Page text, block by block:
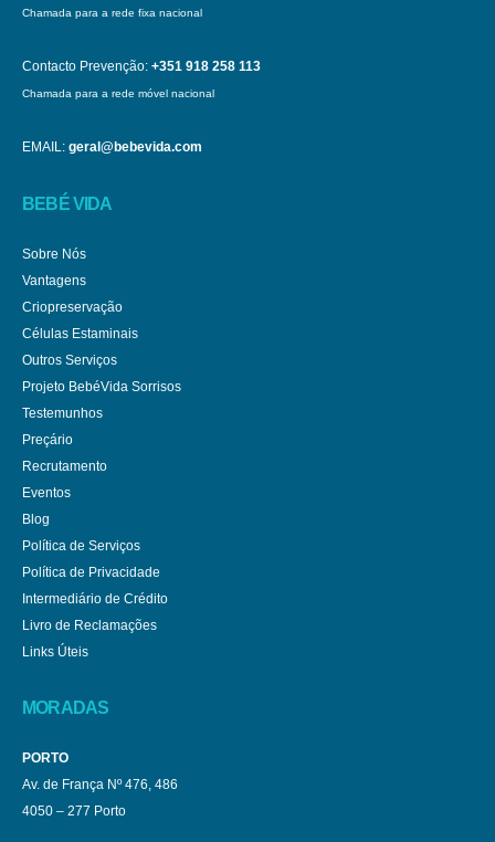
Chamada para a rede fixa nacional
Contacto Prevenção: +351 918 258 113
Chamada para a rede móvel nacional
EMAIL: geral@bebevida.com
BEBÉ VIDA
Sobre Nós
Vantagens
Criopreservação
Células Estaminais
Outros Serviços
Projeto BebéVida Sorrisos
Testemunhos
Preçário
Recrutamento
Eventos
Blog
Política de Serviços
Política de Privacidade
Intermediário de Crédito
Livro de Reclamações
Links Úteis
MORADAS
PORTO
Av. de França Nº 476, 486
4050 – 277 Porto